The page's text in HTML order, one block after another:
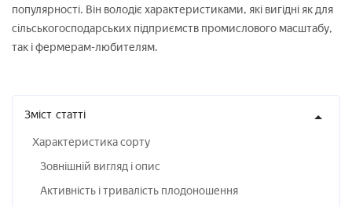
популярності. Він володіє характеристиками, які вигідні як для
сільськогосподарських підприємств промислового масштабу,
так і фермерам-любителям.
Зміст статті
Характеристика сорту
Зовнішній вигляд і опис
Активність і тривалість плодоношення